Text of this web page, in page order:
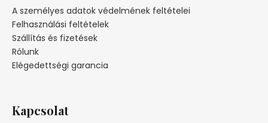
A személyes adatok védelmének feltételei
Felhasználási feltételek
Szállítás és fizetések
Rólunk
Elégedettségi garancia
Kapcsolat